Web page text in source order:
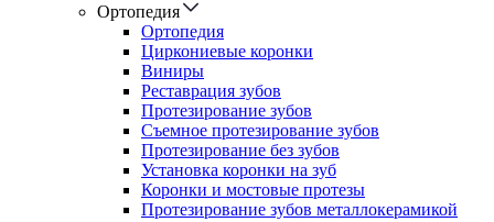
Ортопедия
Ортопедия
Циркониевые коронки
Виниры
Реставрация зубов
Протезирование зубов
Съемное протезирование зубов
Протезирование без зубов
Установка коронки на зуб
Коронки и мостовые протезы
Протезирование зубов металлокерамикой